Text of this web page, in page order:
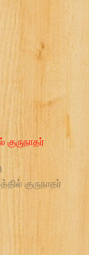
குருநாதர்
குருநாதர்